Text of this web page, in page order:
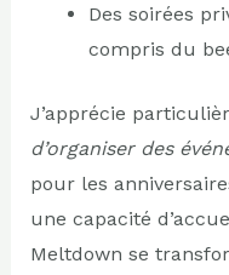
Des soirées
compris du
J’apprécie
d’organiser des
pour les
une capacité
Meltdown se